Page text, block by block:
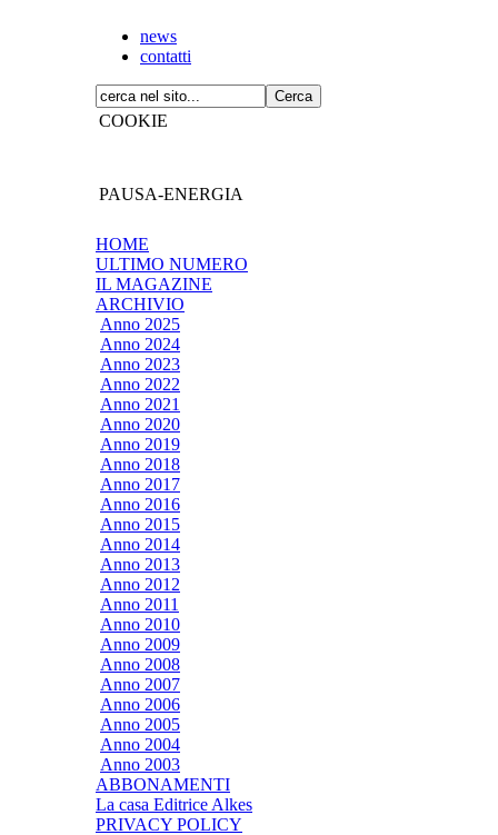
news
contatti
COOKIE
PAUSA-ENERGIA
HOME
ULTIMO NUMERO
IL MAGAZINE
ARCHIVIO
Anno 2025
Anno 2024
Anno 2023
Anno 2022
Anno 2021
Anno 2020
Anno 2019
Anno 2018
Anno 2017
Anno 2016
Anno 2015
Anno 2014
Anno 2013
Anno 2012
Anno 2011
Anno 2010
Anno 2009
Anno 2008
Anno 2007
Anno 2006
Anno 2005
Anno 2004
Anno 2003
ABBONAMENTI
La casa Editrice Alkes
PRIVACY POLICY